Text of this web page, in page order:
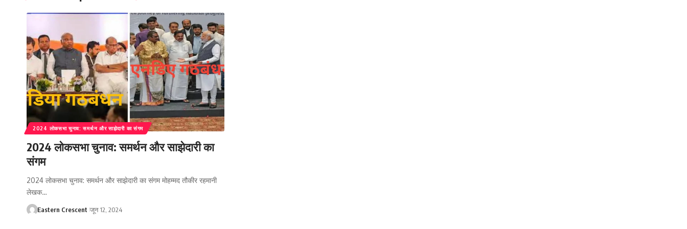
2024 लोकसभा चुनाव: समर्थन और साझेदारी का संगम
2024 लोकसभा चुनाव: समर्थन और साझेदारी का
संगम
2024 लोकसभा चुनाव: समर्थन और साझेदारी का संगम मोहम्मद तौकीर रहमानी
लेखक…
Eastern Crescent जून 12, 2024